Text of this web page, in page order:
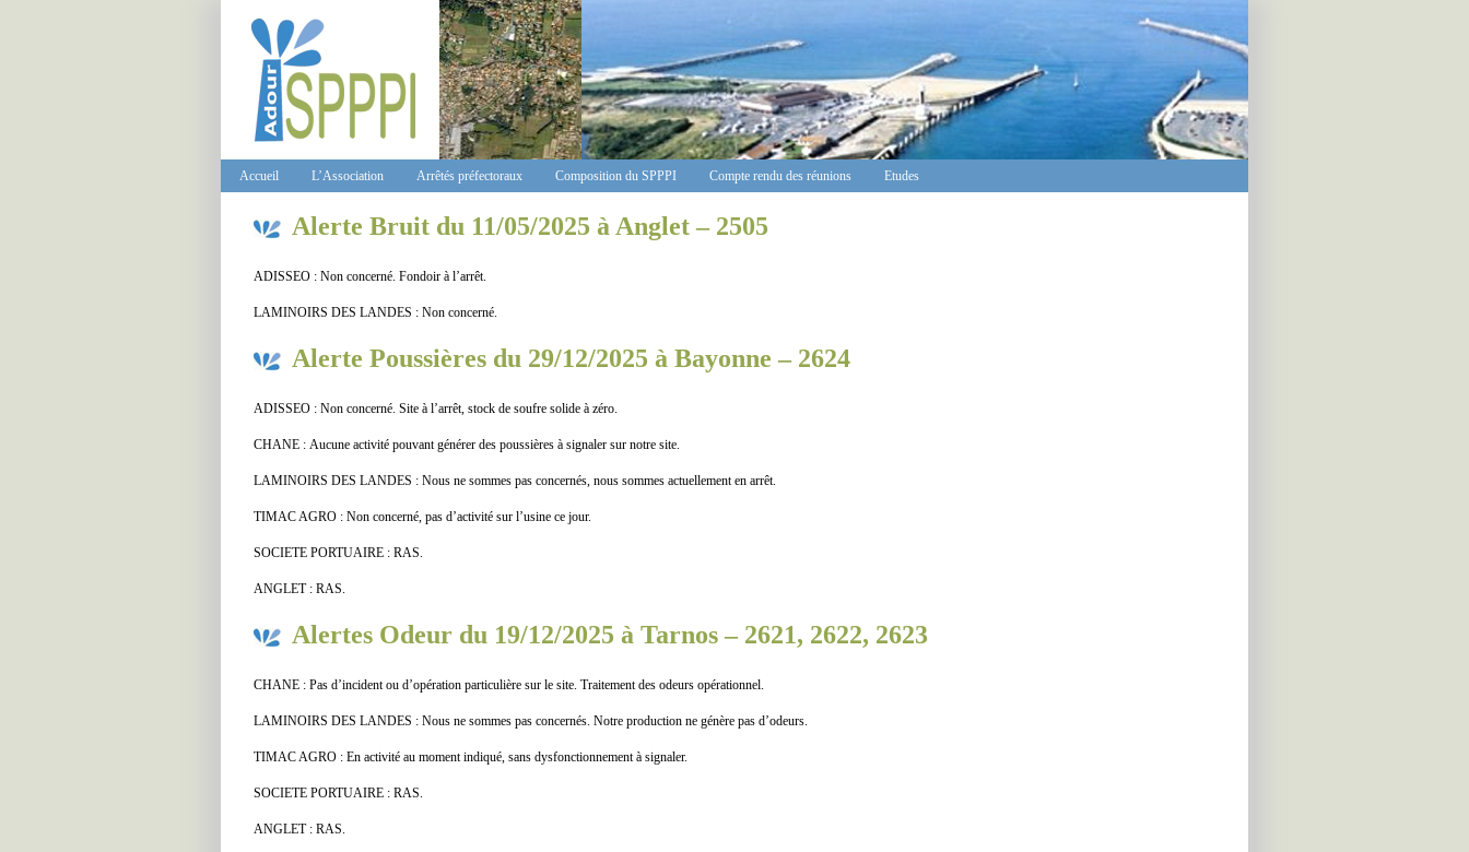
Accueil L’Association Arrêtés préfectoraux Composition du SPPPI Compte rendu des réunions Etudes
Alerte Bruit du 11/05/2025 à Anglet – 2505
ADISSEO : Non concerné. Fondoir à l’arrêt.
LAMINOIRS DES LANDES : Non concerné.
Alerte Poussières du 29/12/2025 à Bayonne – 2624
ADISSEO : Non concerné. Site à l’arrêt, stock de soufre solide à zéro.
CHANE : Aucune activité pouvant générer des poussières à signaler sur notre site.
LAMINOIRS DES LANDES : Nous ne sommes pas concernés, nous sommes actuellement en arrêt.
TIMAC AGRO : Non concerné, pas d’activité sur l’usine ce jour.
SOCIETE PORTUAIRE : RAS.
ANGLET : RAS.
Alertes Odeur du 19/12/2025 à Tarnos – 2621, 2622, 2623
CHANE : Pas d’incident ou d’opération particulière sur le site. Traitement des odeurs opérationnel.
LAMINOIRS DES LANDES : Nous ne sommes pas concernés. Notre production ne génère pas d’odeurs.
TIMAC AGRO : En activité au moment indiqué, sans dysfonctionnement à signaler.
SOCIETE PORTUAIRE : RAS.
ANGLET : RAS.